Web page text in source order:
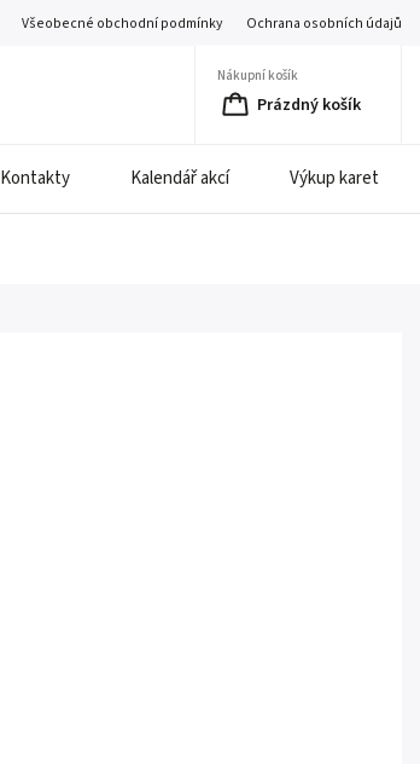
Všeobecné obchodní podmínky Ochrana osobních údajů
Nákupní košík
Prázdný košík
Kontakty Kalendář akcí Výkup karet